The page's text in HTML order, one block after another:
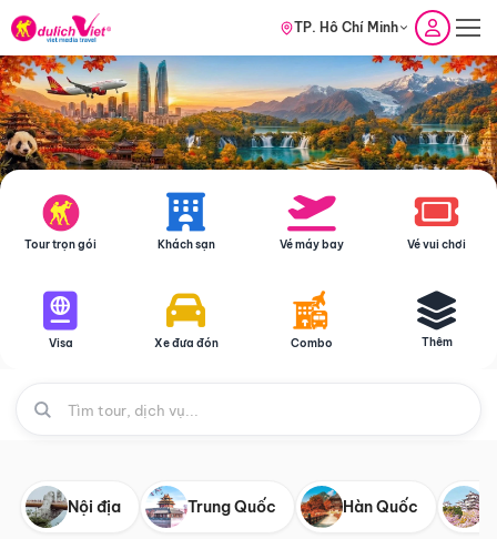
TP. Hồ Chí Minh
Tour trọn gói Khách sạn Vé máy bay Vé vui chơi
Visa Xe đưa đón Combo Thêm
Nội địa Trung Quốc Hàn Quốc